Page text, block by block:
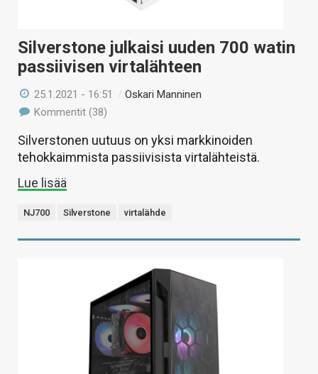
Silverstone julkaisi uuden 700 watin
passiivisen virtalähteen
25.1.2021 - 16:51 /Oskari Manninen
Kommentit (38)
Silverstonen uutuus on yksi markkinoiden
tehokkaimmista passiivisista virtalähteistä.
Lue lisää
NJ700 Silverstone virtalähde